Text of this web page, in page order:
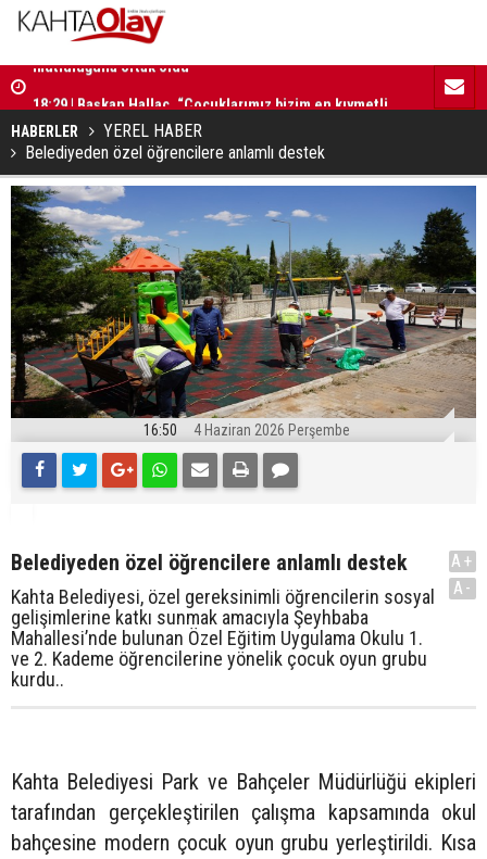
emanetlerimizdir”
16:52 |
HABERLER
YEREL HABER
Belediyeden özel öğrencilere anlamlı destek
16:50 4 Haziran 2026 Perşembe
Belediyeden özel öğrencilere anlamlı destek
Kahta Belediyesi, özel gereksinimli öğrencilerin sosyal
gelişimlerine katkı sunmak amacıyla Şeyhbaba
Mahallesi’nde bulunan Özel Eğitim Uygulama Okulu 1.
ve 2. Kademe öğrencilerine yönelik çocuk oyun grubu
kurdu..
A+
A-
Kahta Belediyesi Park ve Bahçeler Müdürlüğü ekipleri
tarafından gerçekleştirilen çalışma kapsamında okul
bahçesine modern çocuk oyun grubu yerleştirildi. Kısa